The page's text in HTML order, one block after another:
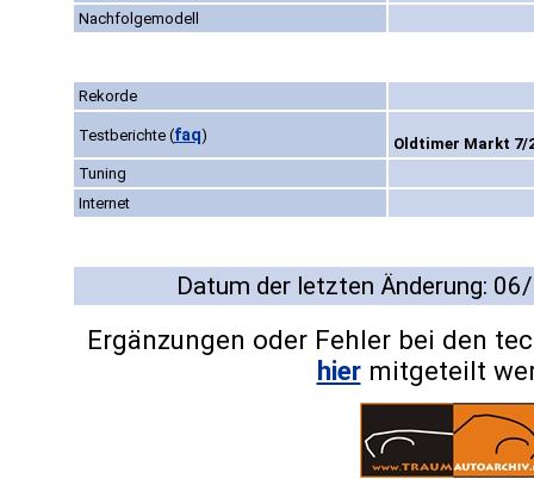
Nachfolgemodell
Rekorde
Testberichte (faq)
Oldtimer Markt 7/
Tuning
Internet
Datum der letzten Änderung:
Ergänzungen oder Fehler bei den
hiermitgeteilt